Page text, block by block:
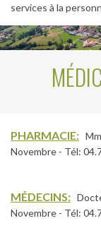
services à la
PHARMACIE:
Novembre - Tél:
MÉDECINS:
Novembre - Tél: